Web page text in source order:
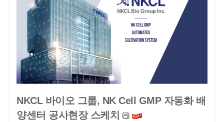
NKCL 바이오 그룹, NK Cell GMP 자동화 배
양센터 공사현장 스케치